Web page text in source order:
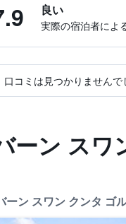
良い
実際の宿泊者によ
口コミは見つかりません
ーン スワ
ーン スワン クンタ ゴ